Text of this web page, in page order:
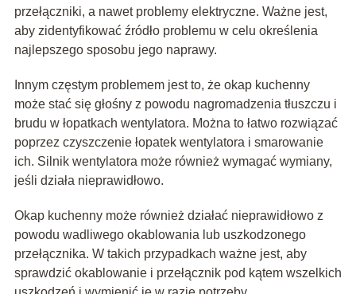
przełączniki, a nawet problemy elektryczne. Ważne jest,
aby zidentyfikować źródło problemu w celu określenia
najlepszego sposobu jego naprawy.
Innym częstym problemem jest to, że okap kuchenny
może stać się głośny z powodu nagromadzenia tłuszczu i
brudu w łopatkach wentylatora. Można to łatwo rozwiązać
poprzez czyszczenie łopatek wentylatora i smarowanie
ich. Silnik wentylatora może również wymagać wymiany,
jeśli działa nieprawidłowo.
Okap kuchenny może również działać nieprawidłowo z
powodu wadliwego okablowania lub uszkodzonego
przełącznika. W takich przypadkach ważne jest, aby
sprawdzić okablowanie i przełącznik pod kątem wszelkich